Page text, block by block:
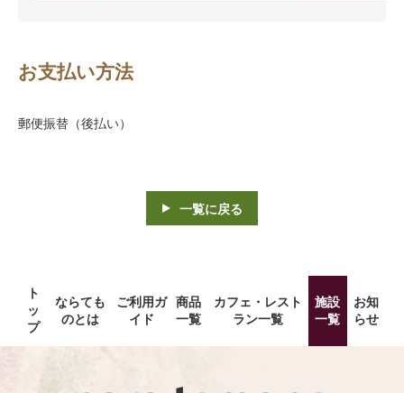
お支払い方法
郵便振替（後払い）
一覧に戻る
ト
ッ
プ
ならても
のとは
ご利用ガ
イド
商品
一覧
カフェ・レスト
ラン一覧
施設
一覧
お知
らせ